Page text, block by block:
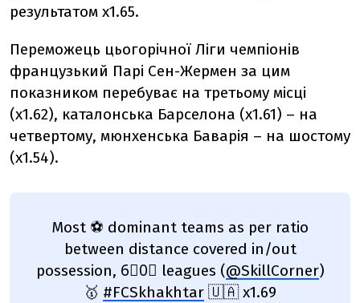
результатом х1.65.
Переможець цьогорічної Ліги чемпіонів
французький Парі Сен-Жермен за цим
показником перебуває на третьому місці
(х1.62), каталонська Барселона (х1.61) – на
четвертому, мюнхенська Баварія – на шостому
(х1.54).
Most ⚽️ dominant teams as per ratio
between distance covered in/out
possession, 6⃣0⃣ leagues (@SkillCorner)
🥇 #FCSkhakhtar 🇺🇦 x1.69